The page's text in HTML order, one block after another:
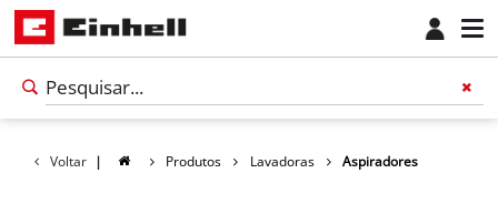
Voltar | Produtos Lavadoras Aspiradores